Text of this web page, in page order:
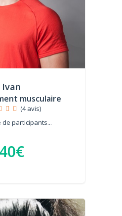
Ivan
musculaire
(4 avis)
de participants...
40€